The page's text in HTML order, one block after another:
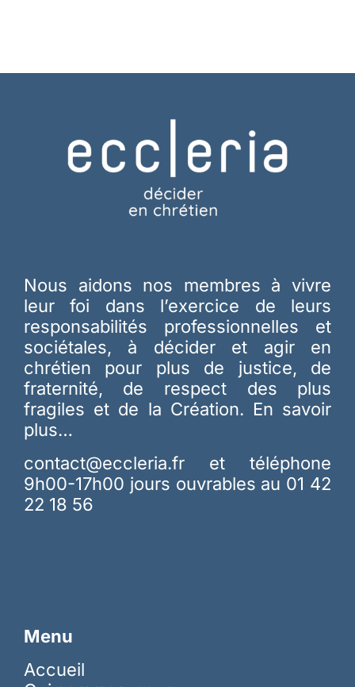
Nous aidons nos membres à vivre
leur foi dans l’exercice de leurs
responsabilités professionnelles et
sociétales, à décider et agir en
chrétien pour plus de justice, de
fraternité, de respect des plus
fragiles et de la Création. En savoir
plus…
contact@eccleria.fr et téléphone
9h00-17h00 jours ouvrables au 01 42
22 18 56
Menu
Accueil